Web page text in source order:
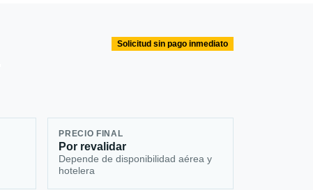
Solicitud sin pago inmediato
PRECIO FINAL
Por revalidar
Depende de disponibilidad aérea y
hotelera